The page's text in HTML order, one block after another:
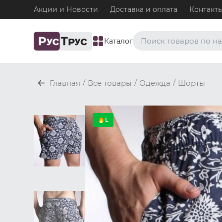
Акции и Новости Доставка и оплата
Каталог
Топ-бра
Нижнее белье / Топ-бра
Боксеры и хипсы
Нижнее белье / Трусы /
Джоки
Нижнее белье / Трусы /
Майки
Одежда / Майки
Главная / Все товары / Одежда / Шорты
L